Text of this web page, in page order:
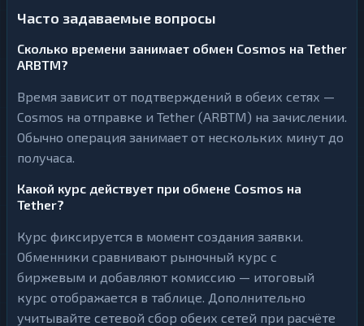
Часто задаваемые вопросы
Сколько времени занимает обмен Cosmos на Tether
ARBTM?
Время зависит от подтверждений в обеих сетях —
Cosmos на отправке и Tether (ARBTM) на зачислении.
Обычно операция занимает от нескольких минут до
получаса.
Какой курс действует при обмене Cosmos на
Tether?
Курс фиксируется в момент создания заявки.
Обменники сравнивают рыночный курс с
биржевым и добавляют комиссию — итоговый
курс отображается в таблице. Дополнительно
учитывайте сетевой сбор обеих сетей при расчёте